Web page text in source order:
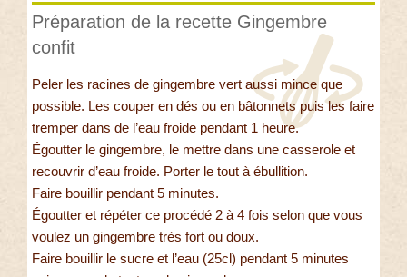
Préparation de la recette Gingembre
confit
Peler les racines de gingembre vert aussi mince que
possible. Les couper en dés ou en bâtonnets puis les faire
tremper dans de l’eau froide pendant 1 heure.
Égoutter le gingembre, le mettre dans une casserole et
recouvrir d’eau froide. Porter le tout à ébullition.
Faire bouillir pendant 5 minutes.
Égoutter et répéter ce procédé 2 à 4 fois selon que vous
voulez un gingembre très fort ou doux.
Faire bouillir le sucre et l’eau (25cl) pendant 5 minutes